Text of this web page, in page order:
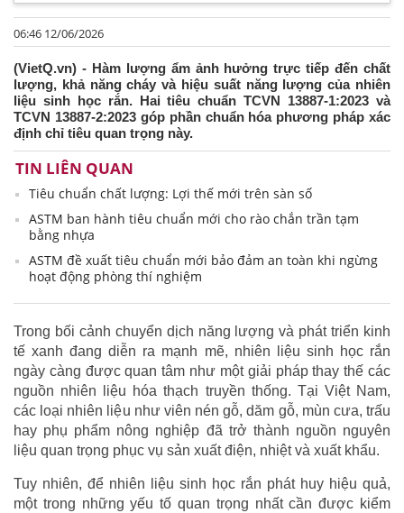
06:46 12/06/2026
(VietQ.vn) - Hàm lượng ẩm ảnh hưởng trực tiếp đến chất
lượng, khả năng cháy và hiệu suất năng lượng của nhiên
liệu sinh học rắn. Hai tiêu chuẩn TCVN 13887-1:2023 và
TCVN 13887-2:2023 góp phần chuẩn hóa phương pháp xác
định chỉ tiêu quan trọng này.
TIN LIÊN QUAN
Tiêu chuẩn chất lượng: Lợi thế mới trên sàn số
ASTM ban hành tiêu chuẩn mới cho rào chắn trần tạm
bằng nhựa
ASTM đề xuất tiêu chuẩn mới bảo đảm an toàn khi ngừng
hoạt động phòng thí nghiệm
Trong bối cảnh chuyển dịch năng lượng và phát triển kinh
tế xanh đang diễn ra mạnh mẽ, nhiên liệu sinh học rắn
ngày càng được quan tâm như một giải pháp thay thế các
nguồn nhiên liệu hóa thạch truyền thống. Tại Việt Nam,
các loại nhiên liệu như viên nén gỗ, dăm gỗ, mùn cưa, trấu
hay phụ phẩm nông nghiệp đã trở thành nguồn nguyên
liệu quan trọng phục vụ sản xuất điện, nhiệt và xuất khẩu.
Tuy nhiên, để nhiên liệu sinh học rắn phát huy hiệu quả,
một trong những yếu tố quan trọng nhất cần được kiểm